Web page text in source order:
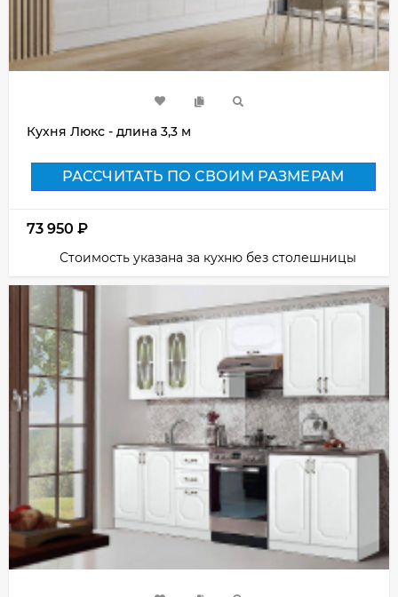
Кухня Люкс - длина 3,3 м
РАССЧИТАТЬ ПО СВОИМ РАЗМЕРАМ
73 950 ₽
Стоимость указана за кухню без столешницы